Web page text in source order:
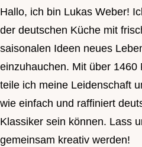
Hallo, ich bin Lukas Weber!
der deutschen Küche mit
saisonalen Ideen neues
einzuhauchen. Mit über 1460
teile ich meine Leidenschaft
wie einfach und raffiniert
Klassiker sein können. Lass
gemeinsam kreativ werden!